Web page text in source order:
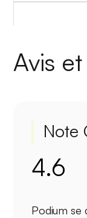
Avis
Note
4.6
Podium se